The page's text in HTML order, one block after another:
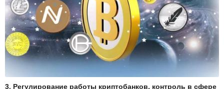
3. Регулирование работы криптобанков, контроль в сфере